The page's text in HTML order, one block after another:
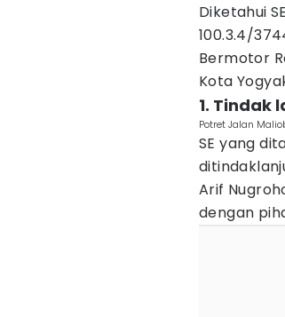
Diketahui
100.3.4/
Bermotor
Kota
1. Tindak
Potret Jalan
SE yang
Arif
dengan